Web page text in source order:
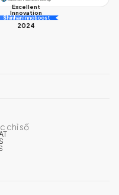
Excellent
Innovation
Shinhan Innoboost
2024
chỉ số